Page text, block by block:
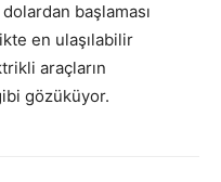
başlaması
en ulaşılabilir
araçların
gözüküyor.